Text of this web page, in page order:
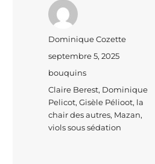
Auteur
Dominique Cozette
Publié
le
septembre 5, 2025
Catégories
bouquins
Étiquettes
Claire Berest, Dominique
Pelicot,Gisèle Pélioot, la
chair des autres, Mazan,
viols sous sédation